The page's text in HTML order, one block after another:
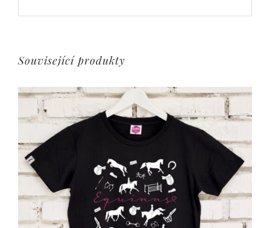
Související produkty